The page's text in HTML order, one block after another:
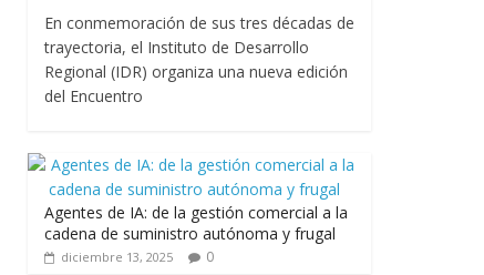
e
b
o
o
k
itt
er
ai
l
at
s
p
p
e
gr
m
m
r
En conmemoración de sus tres décadas de
trayectoria, el Instituto de Desarrollo
Regional (IDR) organiza una nueva edición
del Encuentro
Agentes de IA: de la gestión comercial a la
cadena de suministro autónoma y frugal
diciembre 13, 2025 0